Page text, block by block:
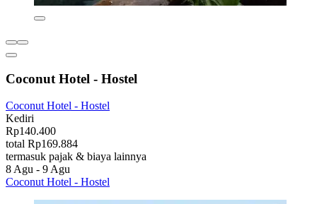
Coconut Hotel - Hostel
Coconut Hotel - Hostel
Kediri
Rp140.400
total Rp169.884
termasuk pajak & biaya lainnya
8 Agu - 9 Agu
Coconut Hotel - Hostel